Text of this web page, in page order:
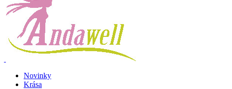
Novinky
Krása